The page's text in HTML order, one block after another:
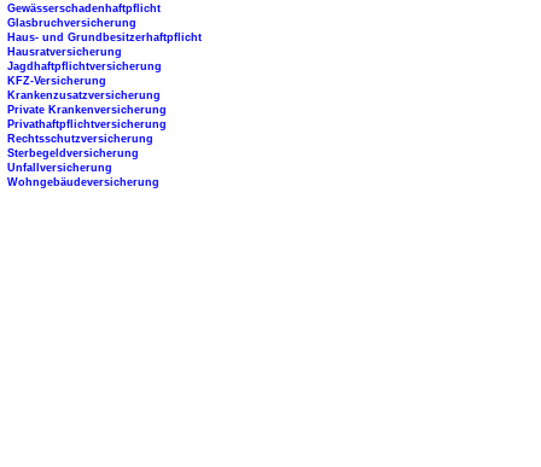
Gewässerschadenhaftpflicht
Glasbruchversicherung
Haus- und Grundbesitzerhaftpflicht
Hausratversicherung
Jagdhaftpflichtversicherung
KFZ-Versicherung
Krankenzusatzversicherung
Private Krankenversicherung
Privathaftpflichtversicherung
Rechtsschutzversicherung
Sterbegeldversicherung
Unfallversicherung
Wohngebäudeversicherung